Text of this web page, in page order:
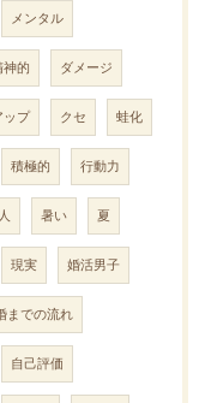
メンタル
神的 ダメージ
ップ クセ 蛙化
積極的 行動力
暑い 夏
現実 婚活男子
までの流れ
自己評価